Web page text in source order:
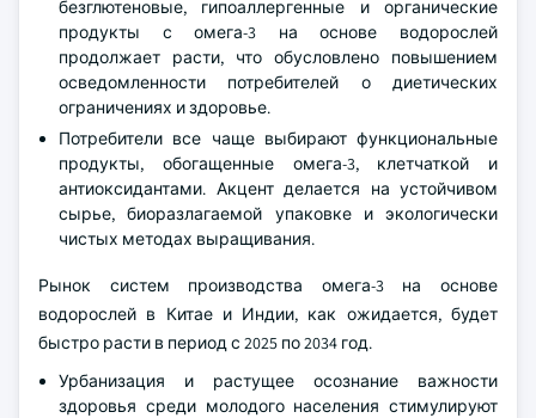
безглютеновые, гипоаллергенные и органические
продукты с омега-3 на основе водорослей
продолжает расти, что обусловлено повышением
осведомленности потребителей о диетических
ограничениях и здоровье.
Потребители все чаще выбирают функциональные
продукты, обогащенные омега-3, клетчаткой и
антиоксидантами. Акцент делается на устойчивом
сырье, биоразлагаемой упаковке и экологически
чистых методах выращивания.
Рынок систем производства омега-3 на основе
водорослей в Китае и Индии, как ожидается, будет
быстро расти в период с 2025 по 2034 год.
Урбанизация и растущее осознание важности
здоровья среди молодого населения стимулируют